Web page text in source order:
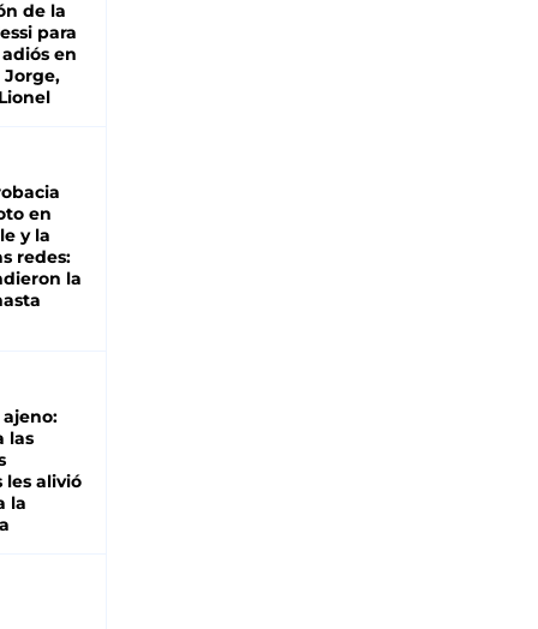
de la
para
en
Jorge,
en
y la
redes:
la
ajeno:
las
les alivió
la